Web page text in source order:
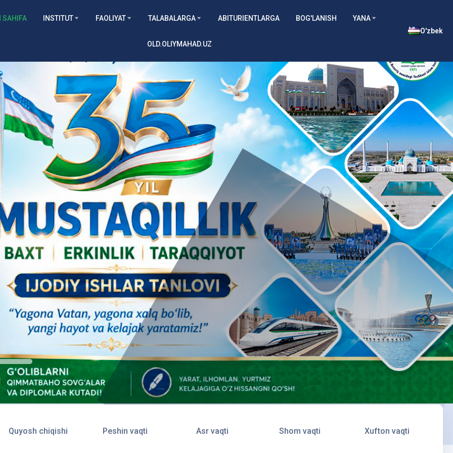
SAHIFA INSTITUT FAOLIYAT TALABALARGA ABITURIENTLARGA BOG'LANISH YANA
OLD.OLIYMAHAD.UZ
O'zbek
Quyosh chiqishi Peshin vaqti Asr vaqti Shom vaqti Xufton vaqti